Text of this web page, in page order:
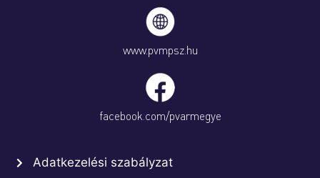
www.pvmpsz.hu
facebook.com/pvarmegye
Adatkezelési szabályzat